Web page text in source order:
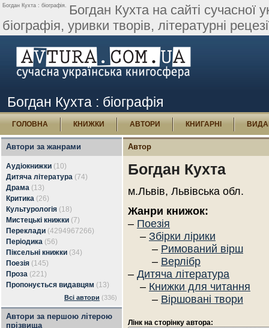
Богдан Кухта : біографія. Богдан Кухта на сайті сучасної
біографія, уривки творів, літературні
Богдан Кухта : біографія
ГОЛОВНА КНИЖКИ АВТОРИ КНИГАРНІ
Автори за жанрами
Аудіокнижки (10)
Дитяча література (74)
Драма (13)
Критика (26)
Культурологія (18)
Мистецькі книжки (7)
Переклади (4294967266)
Періодика (56)
Піксельні книжки (34)
Поезія (145)
Проза (221)
Пропонується видавцям (13)
Всі автори (336)
Автори за першою літерою
прізвища
Автор
Богдан Кухта
м.Львів, Львівська обл.
Жанри книжок:
– Поезія
– Збірки лірики
– Римований вірш
– Верлібр
– Дитяча література
– Книжки для читання
– Віршовані твори
Лінк на сторінку автора: